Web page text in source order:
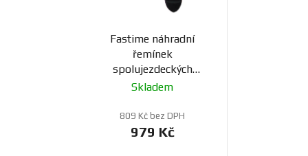
Fastime náhradní
řemínek
spolujezdeckých
hodinek RW3
Skladem
809 Kč bez DPH
979 Kč